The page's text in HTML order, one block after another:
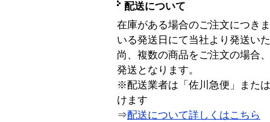
配送について
在庫がある場合のご注文につき
いる発送日にて当社より発送い
尚、複数の商品をご注文の場合
発送となります。
※配送業者は「佐川急便」また
けます
⇒配送について詳しくはこちら